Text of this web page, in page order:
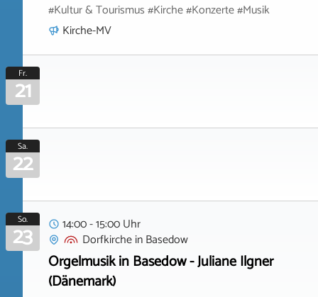
#Kultur & Tourismus #Kirche #Konzerte #Musik
Kirche-MV
Fr.
21
Sa.
22
So.
23
14:00 - 15:00 Uhr
DorfkircheinBasedow
Orgelmusik in Basedow - Juliane Ilgner
(Dänemark)